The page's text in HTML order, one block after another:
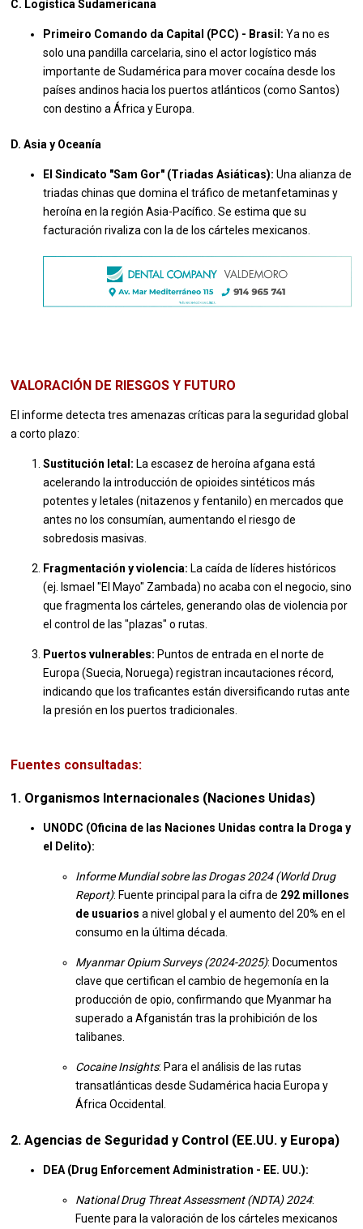
C. Logística Sudamericana
Primeiro Comando da Capital (PCC) - Brasil: Ya no es
solo una pandilla carcelaria, sino el actor logístico más
importante de Sudamérica para mover cocaína desde los
países andinos hacia los puertos atlánticos (como Santos)
con destino a África y Europa.
D. Asia y Oceanía
El Sindicato "Sam Gor" (Triadas Asiáticas): Una alianza de
triadas chinas que domina el tráfico de metanfetaminas y
heroína en la región Asia-Pacífico. Se estima que su
facturación rivaliza con la de los cárteles mexicanos.
VALORACIÓN DE RIESGOS Y FUTURO
El informe detecta tres amenazas críticas para la seguridad global
a corto plazo:
Sustitución letal: La escasez de heroína afgana está
acelerando la introducción de opioides sintéticos más
potentes y letales (nitazenos y fentanilo) en mercados que
antes no los consumían, aumentando el riesgo de
sobredosis masivas.
Fragmentación y violencia: La caída de líderes históricos
(ej. Ismael "El Mayo" Zambada) no acaba con el negocio, sino
que fragmenta los cárteles, generando olas de violencia por
el control de las "plazas" o rutas.
Puertos vulnerables: Puntos de entrada en el norte de
Europa (Suecia, Noruega) registran incautaciones récord,
indicando que los traficantes están diversificando rutas ante
la presión en los puertos tradicionales.
Fuentes consultadas:
1. Organismos Internacionales (Naciones Unidas)
UNODC (Oficina de las Naciones Unidas contra la Droga y
el Delito):
Informe Mundial sobre las Drogas 2024 (World Drug
Report): Fuente principal para la cifra de 292 millones
de usuarios a nivel global y el aumento del 20% en el
consumo en la última década.
Myanmar Opium Surveys (2024-2025): Documentos
clave que certifican el cambio de hegemonía en la
producción de opio, confirmando que Myanmar ha
superado a Afganistán tras la prohibición de los
talibanes.
Cocaine Insights: Para el análisis de las rutas
transatlánticas desde Sudamérica hacia Europa y
África Occidental.
2. Agencias de Seguridad y Control (EE.UU. y Europa)
DEA (Drug Enforcement Administration - EE. UU.):
National Drug Threat Assessment (NDTA) 2024:
Fuente para la valoración de los cárteles mexicanos